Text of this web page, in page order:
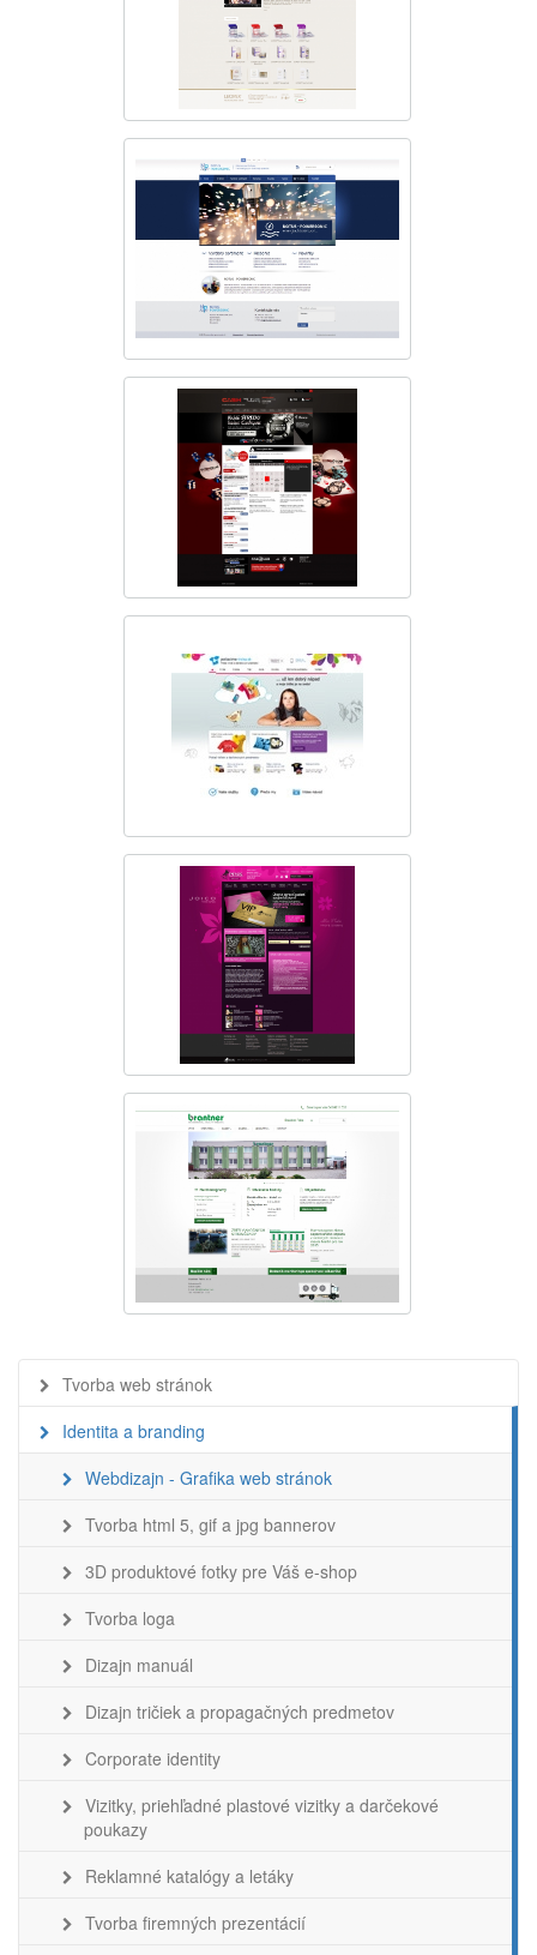
Tvorba web stránok
Identita a branding
Webdizajn - Grafika web stránok
Tvorba html 5, gif a jpg bannerov
3D produktové fotky pre Váš e-shop
Tvorba loga
Dizajn manuál
Dizajn tričiek a propagačných predmetov
Corporate identity
Vizitky, priehľadné plastové vizitky a darčekové
poukazy
Reklamné katalógy a letáky
Tvorba firemných prezentácií